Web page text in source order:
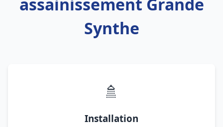
Synthe
🚿
Installation